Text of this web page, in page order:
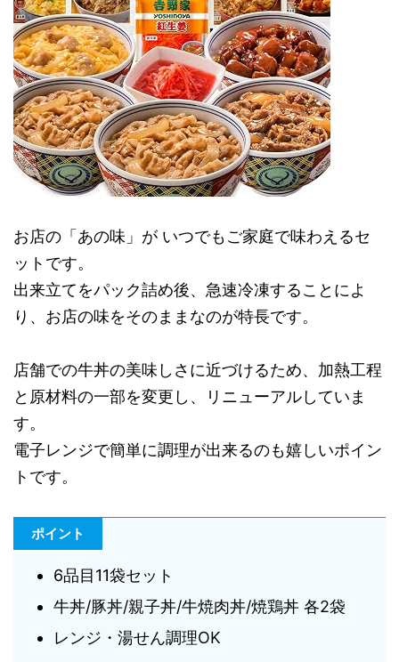
お店の「あの味」が いつでもご家庭で味わえるセ
ットです。
出来立てをパック詰め後、急速冷凍することによ
り、お店の味をそのままなのが特長です。
店舗での牛丼の美味しさに近づけるため、加熱工程
と原材料の一部を変更し、リニューアルしていま
す。
電子レンジで簡単に調理が出来るのも嬉しいポイン
トです。
ポイント
6品目11袋セット
牛丼/豚丼/親子丼/牛焼肉丼/焼鶏丼 各2袋
レンジ・湯せん調理OK